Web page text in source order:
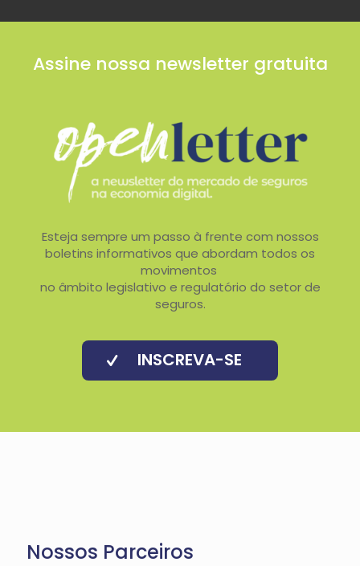
Assine nossa newsletter gratuita
Esteja sempre um passo à frente com nossos
boletins informativos que abordam todos os
movimentos
no âmbito legislativo e regulatório do setor de
seguros.
INSCREVA-SE
Nossos Parceiros